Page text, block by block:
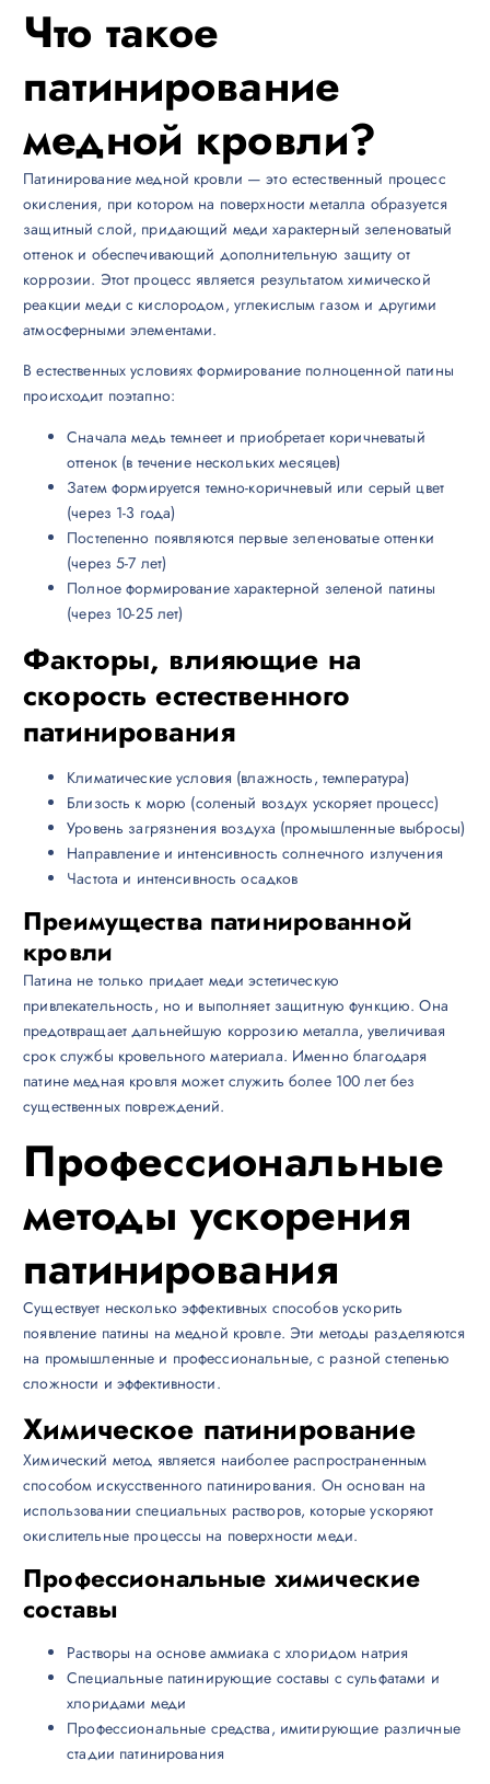
Что такое
патинирование
медной кровли?
Патинирование медной кровли — это естественный процесс
окисления, при котором на поверхности металла образуется
защитный слой, придающий меди характерный зеленоватый
оттенок и обеспечивающий дополнительную защиту от
коррозии. Этот процесс является результатом химической
реакции меди с кислородом, углекислым газом и другими
атмосферными элементами.
В естественных условиях формирование полноценной патины
происходит поэтапно:
Сначала медь темнеет и приобретает коричневатый
оттенок (в течение нескольких месяцев)
Затем формируется темно-коричневый или серый цвет
(через 1-3 года)
Постепенно появляются первые зеленоватые оттенки
(через 5-7 лет)
Полное формирование характерной зеленой патины
(через 10-25 лет)
Факторы, влияющие на
скорость естественного
патинирования
Климатические условия (влажность, температура)
Близость к морю (соленый воздух ускоряет процесс)
Уровень загрязнения воздуха (промышленные выбросы)
Направление и интенсивность солнечного излучения
Частота и интенсивность осадков
Преимущества патинированной
кровли
Патина не только придает меди эстетическую
привлекательность, но и выполняет защитную функцию. Она
предотвращает дальнейшую коррозию металла, увеличивая
срок службы кровельного материала. Именно благодаря
патине медная кровля может служить более 100 лет без
существенных повреждений.
Профессиональные
методы ускорения
патинирования
Существует несколько эффективных способов ускорить
появление патины на медной кровле. Эти методы разделяются
на промышленные и профессиональные, с разной степенью
сложности и эффективности.
Химическое патинирование
Химический метод является наиболее распространенным
способом искусственного патинирования. Он основан на
использовании специальных растворов, которые ускоряют
окислительные процессы на поверхности меди.
Профессиональные химические
составы
Растворы на основе аммиака с хлоридом натрия
Специальные патинирующие составы с сульфатами и
хлоридами меди
Профессиональные средства, имитирующие различные
стадии патинирования